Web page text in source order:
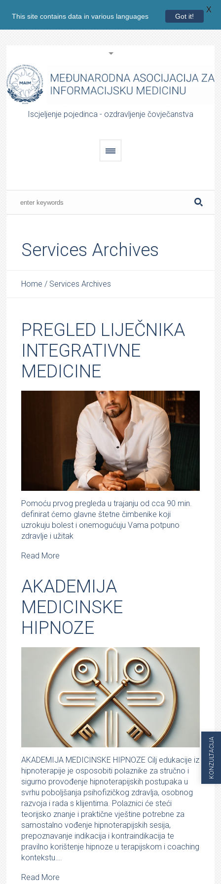
Iscjeljenje pojedinca - ozdravljenje čovječanstva
Services Archives
Home / Services Archives
PREGLED LIJEČNIKA
INTEGRATIVNE
MEDICINE
Pomoću prvog pregleda u trajanju od cca 90 min.
definirat ćemo glavne štetne čimbenike koji
uzrokuju bolest i onemogućuju Vama potpuno
zdravlje i užitak
Read More
AKADEMIJA
MEDICINSKE
HIPNOZE
AKADEMIJA MEDICINSKE HIPNOZE Cilj edukacije iz
hipnoterapije je osposobiti polaznike za stručno i
sigurno provođenje hipnoterapijskih postupaka u
svrhu poboljšanja psihofizičkog zdravlja, osobnog
razvoja i rada s klijentima. Polaznici će steći
teorijsko znanje i praktične vještine potrebne za
samostalno vođenje hipnoterapijskih sesija,
prepoznavanje indikacija i kontraindikacija te
pravilno korištenje hipnoze u terapijskom i coaching
kontekstu….
Read More
KONZULTACIJA
This site contains data in various languages Got it!
X